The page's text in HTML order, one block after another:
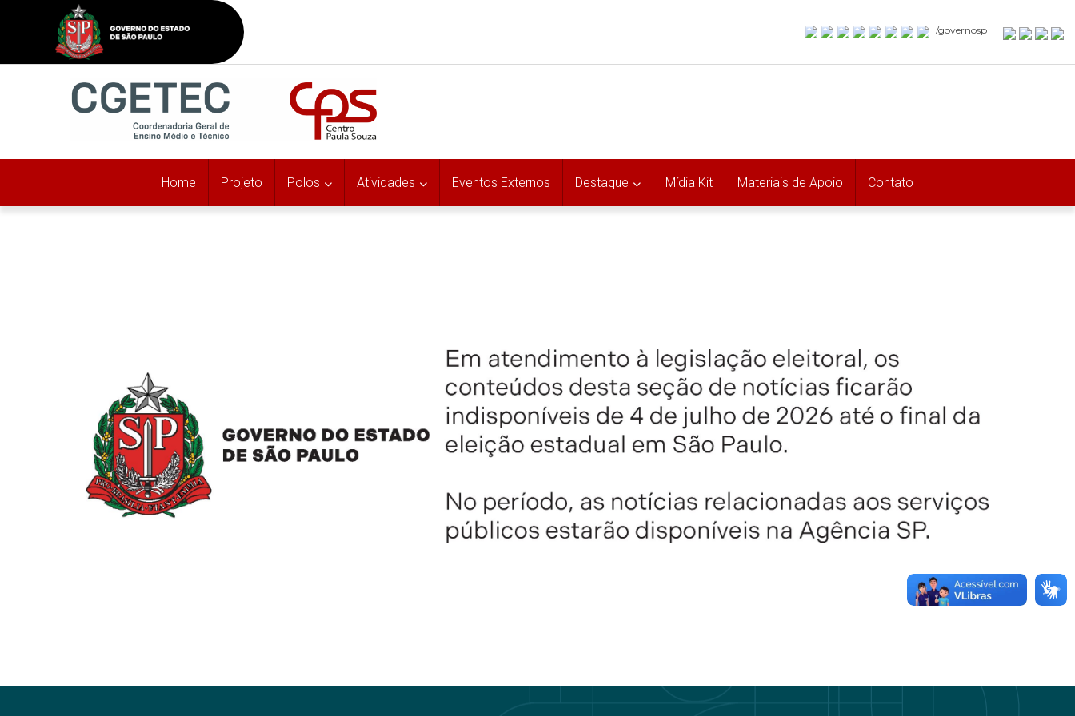
/governosp
Home Projeto Polos Atividades Eventos Externos Destaque Mídia Kit Materiais de Apoio Contato